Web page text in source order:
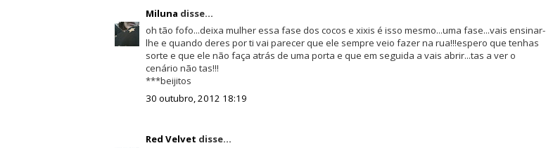
Miluna disse...
oh tão fofo...deixa mulher essa fase dos cocos e xixis é isso mesmo...uma fase...vais ensinar-
lhe e quando deres por ti vai parecer que ele sempre veio fazer na rua!!!espero que tenhas
sorte e que ele não faça atrás de uma porta e que em seguida a vais abrir...tas a ver o
cenário não tas!!!
***beijitos
30 outubro, 2012 18:19
Red Velvet disse...